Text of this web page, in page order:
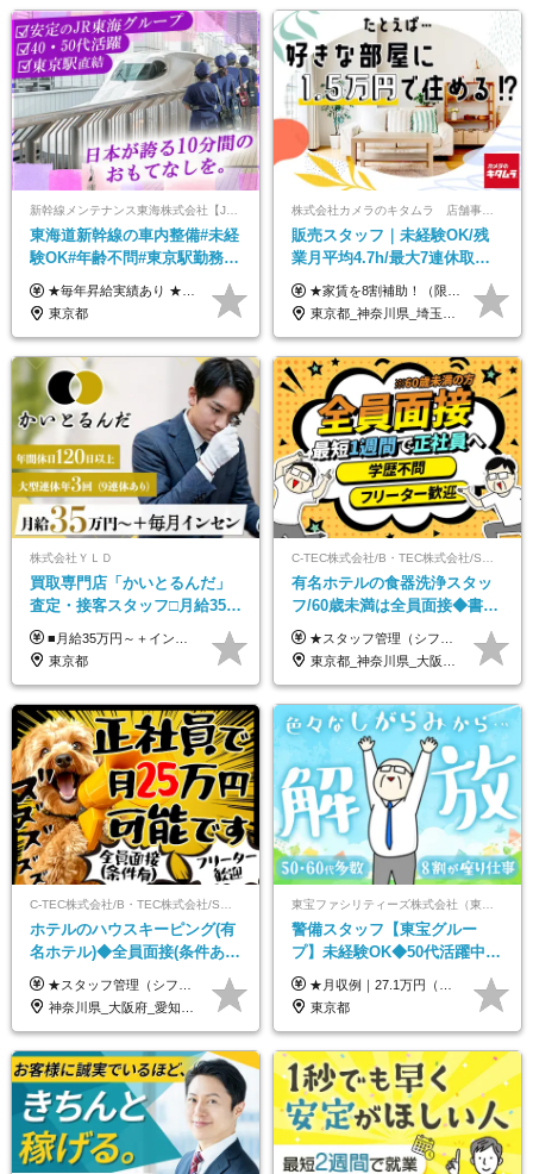
新幹線メンテナンス東海株式会社【JR東海グループ】
東海道新幹線の車内整備#未経
験OK#年齢不問#東京駅勤務
#59歳まで正社員登用可＆登用
実績多数！
★毎年昇給実績あり ★入社3年で430万円も可(正社員登用された場合) ■入社時月収例：25万2840円(1万2040円×21日)＋賞与支給実績有（年2回・2025年度） 日給1万2040円 ※別途「超過勤務手当、祝繁手当、特殊手当」の支給有 ※試用期間中（2ヶ月）の待遇・雇用形態に差異はございません
東京都
株式会社カメラのキタムラ 店舗事業部【カメラのキタムラ】
販売スタッフ｜未経験OK/残
業月平均4.7h/最大7連休取得
可/全国募集/家賃8割を会社が
負担/賞与年2回
★家賃を8割補助！（限度額は地域により異なる） ※転勤による引っ越しが発生する場合 ＝＝＝＝＝＝＝＝＝＝＝＝＝＝＝＝＝＝＝＝＝＝＝ 例えば、家賃7.5万円なら6万円は会社で負担。 あなたが支払うのは、たったの1.5万円です！ 年間では自己負担額が約72万ほどお得になります！ ＝＝＝＝＝＝＝＝＝＝＝＝＝＝＝＝＝＝＝＝＝＝＝ 月給22万8,700円～26万3,100円＋賞与年2回（初回の支給は当社規定による）＋残業手当 ＜実際の給与例＞ *24歳:月給23万4,700円＋賞与年2回（初回の支給は当社規定による）＋残業手当＋諸手当 ※上記はあくまで参考月給です。ご経歴・年齢を考慮し、当社規定により決定します ※評価により昇給あり ※残業代は別途支給あり ※試用期間2ヶ月あり（期間中の給与・待遇に差異はありません） 【実在する社員の年収モデル】 年収530万円（30歳） 年収820万円（40歳） 【入社時の想定年収】 330万円～900万円
東京都_神奈川県_埼玉県_千葉県_大阪府_愛知県_北海道_青森県_宮城県_秋田県_山形県_茨城県_群馬県_新潟県_長野県_富山県_静岡県_三重県_兵庫県_京都府_広島県_岡山県_鳥取県_山口県_徳島県_香川県_愛媛県_福岡県_熊本県_佐賀県_長崎県_大分県_宮崎県_鹿児島県
株式会社ＹＬＤ
買取専⾨店「かいとるんだ」
査定・接客スタッフ□⽉給35万
円以上＋毎⽉インセン□年休
120日以上□土日休み
■月給35万円～＋インセンティブ＋各種手当 ※固定残業代（月45時間分87,600円～）を含む。超過した場合は別途残業代を支給いたします ※経験・年齢などを考慮の上、決定します ※試用期間3ヶ月あり（待遇に変動なし）
東京都
有名ホテルの食器洗浄スタッ
フ/60歳未満は全員面接◆書類
選考なし◆ブランクOK◆月25
万～ ◆40～50代活躍
★スタッフ管理（シフト調整など）の経験があれば【月給28万円以上】 ★賞与支給実績：基本給の2ヶ月分～3ヶ月分 ＝＝ライフスタイルに合わせて働き方を選べます＝＝ ■正社員 ＜未経験者＞月給25万円～35万円＋賞与年2回 ＜経験者＞月給28万円～35万円＋賞与年2回 ※経験やスキルに応じて決定します ※残業代全額支給 ※試用期間（3ヶ月間）中の雇用形態や待遇に差異はありません ※正社員の場合、転勤の可能性あり ■契約社員 月給22万円～＋残業代全額支給 ※契約社員の場合、賞与の支給および転勤の可能性はありません ※勤務時間や勤務日数の希望があればご相談に応じます ※試用期間なし ※契約の更新 有(勤務状況により判断する) 更新上限 有(通算契約期間の上限 1年/更新回数の上限 なし)
東京都_神奈川県_大阪府_愛知県_北海道_京都府_福岡県_沖縄県
ホテルのハウスキーピング(有
名ホテル)◆全員面接(条件あ
り)◆未経験OK◆リゾート地
も選べる◆月25万円
★スタッフ管理（シフト調整など）の経験があれば【月給28万円以上】 ★賞与支給実績：基本給の2ヶ月分～3ヶ月分 ＝＝ライフスタイルに合わせて働き方を選べます＝＝ ■正社員 ＜未経験者＞月給25万円(寮なしの場合)～35万円＋賞与年2回 ＜経験者＞月給28万円～35万円＋賞与年2回 ※寮をご利用の場合は月給22万円～ ※経験やスキルに応じて決定します ※残業代全額支給 ※試用期間（3ヶ月間）中の雇用形態や待遇に差異はありません ※正社員の場合、転勤の可能性あり ■契約社員 月給22万円～＋残業代全額支給 ※契約社員の場合、賞与の支給および転勤の可能性はありません ※勤務時間や勤務日数の希望があればご相談に応じます ※試用期間なし ※契約の更新 有(勤務状況により判断する) 更新上限 有(通算契約期間の上限 1年/更新回数の上限 なし)
神奈川県_大阪府_愛知県_北海道_兵庫県_京都府_広島県_福岡県_大分県_宮崎県_鹿児島県_沖縄県
警備スタッフ【東宝グルー
プ】未経験OK◆50代活躍中
◆1勤務で2日分休み◆8割が座
り仕事◆賞与年2回
★月収例｜27.1万円（月給+残業代2.4万円+資格手当0.2万円+家族手当0.85万円） ★賞与年2回＆充実した手当あり！ ■月給23万6,500円～＋賞与年2回＋各種手当 ┗月給には職務手当19,500円、調整手当15,000円、住宅手当18,500円、契約社員手当1,500円を含みます ※試用期間4ヶ月(期間中の給与・待遇の差異はありません) ━━━━━━━━━━ 各種手当も充実！ ━━━━━━━━━━ ★家族手当 ★役付手当 ★資格手当 ★年末年始勤務手当 ★交通費支給（月5万円以内／6ヶ月分の定期代を支給） ★残業・深夜残業手当（全額支給） ━━━━━━━━━━ 給与支給日は毎月25日です ━━━━━━━━━━ 例：1月1日付入社の場合 1月25日に基本給+変動しない手当を支給 2月25日に前月分の残業手当など変動する手当を支給
東京都